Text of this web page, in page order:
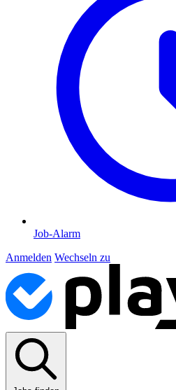
Job-Alarm
Anmelden Wechseln zu